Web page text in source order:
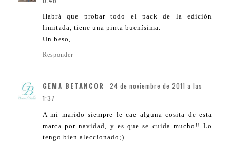
Habrá que probar todo el pack de la edición
limitada, tiene una pinta buenísima.
Un beso,
Responder
GEMA BETANCOR
24 de noviembre de 2011 a las
1:37
A mi marido siempre le cae alguna cosita de esta
marca por navidad, y es que se cuida mucho!! Lo
tengo bien aleccionado;)